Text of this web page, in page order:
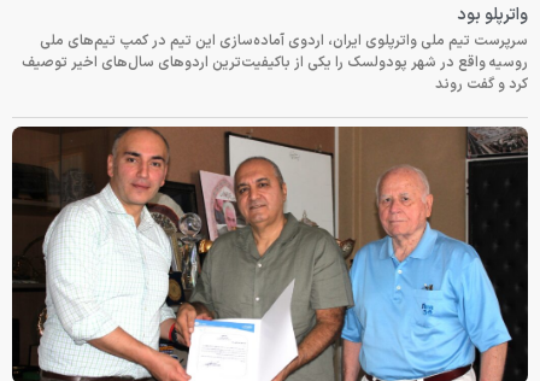
واترپلو بود
سرپرست تیم ملی واترپلوی ایران، اردوی آماده‌سازی این تیم در کمپ تیم‌های ملی
روسیه واقع در شهر پودولسک را یکی از باکیفیت‌ترین اردوهای سال‌های اخیر توصیف
کرد و گفت روند